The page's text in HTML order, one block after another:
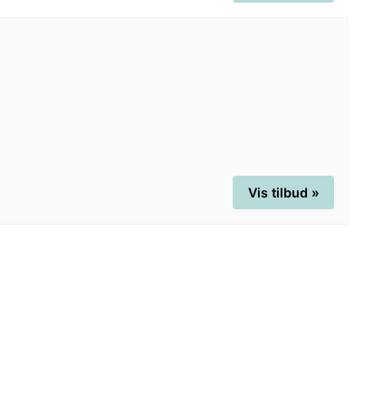
Vis tilbud »